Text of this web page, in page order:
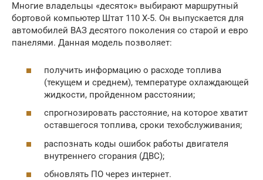
Многие владельцы «десяток» выбирают маршрутный
бортовой компьютер Штат 110 X-5. Он выпускается для
автомобилей ВАЗ десятого поколения со старой и евро
панелями. Данная модель позволяет:
получить информацию о расходе топлива
(текущем и среднем), температуре охлаждающей
жидкости, пройденном расстоянии;
спрогнозировать расстояние, на которое хватит
оставшегося топлива, сроки техобслуживания;
распознать коды ошибок работы двигателя
внутреннего сгорания (ДВС);
обновлять ПО через интернет.